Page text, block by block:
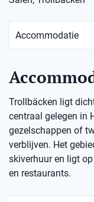
Trollbäcken ligt
centraal gelegen in
gezelschappen of
verblijven. Het
skiverhuur en ligt
en restaurants.